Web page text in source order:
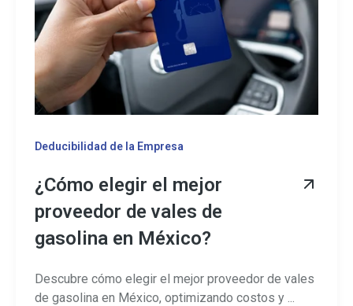
Deducibilidad de la Empresa
¿Cómo elegir el mejor
proveedor de vales de
gasolina en México?
Descubre cómo elegir el mejor proveedor de vales
de gasolina en México, optimizando costos y ...